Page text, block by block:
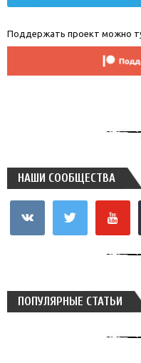
Поддержать проект можно
НАШИ СООБЩЕСТВА
ПОПУЛЯРНЫЕ СТАТЬИ